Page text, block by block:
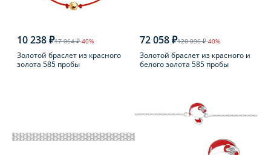
10 238 ₽17 064 ₽-40%
Золотой браслет из красного
золота 585 пробы
72 058 ₽120 096 ₽-40%
Золотой браслет из красного и
белого золота 585 пробы